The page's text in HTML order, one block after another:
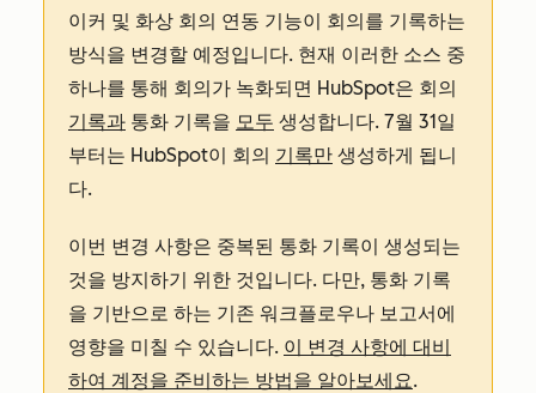
이커 및 화상 회의 연동 기능이 회의를 기록하는
방식을 변경할 예정입니다. 현재 이러한 소스 중
하나를 통해 회의가 녹화되면 HubSpot은 회의
기록과 통화 기록을 모두 생성합니다. 7월 31일
부터는 HubSpot이 회의 기록만 생성하게 됩니
다.
이번 변경 사항은 중복된 통화 기록이 생성되는
것을 방지하기 위한 것입니다. 다만, 통화 기록
을 기반으로 하는 기존 워크플로우나 보고서에
영향을 미칠 수 있습니다. 이 변경 사항에 대비
하여 계정을 준비하는 방법을 알아보세요.